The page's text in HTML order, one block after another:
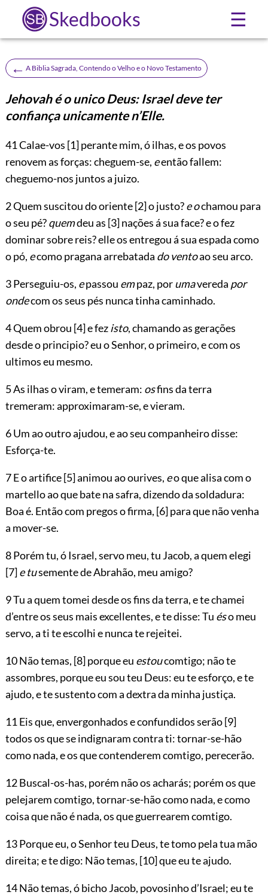
Skedbooks ☰
← A Biblia Sagrada, Contendo o Velho e o Novo Testamento
Jehovah é o unico Deus: Israel deve ter
confiança unicamente n’Elle.
41Calae-vos [1]perante mim, ó ilhas, e os povos
renovem as forças: cheguem-se, eentão fallem:
cheguemo-nos juntos a juizo.
2 Quem suscitou do oriente[2]o justo?e ochamou para
o seu pé?quemdeu as [3]nações á sua face? e o fez
dominar sobre reis? elle os entregou á sua espada como
o pó, ecomo pragana arrebatada do ventoao seu arco.
3 Perseguiu-os, epassou empaz, porumavereda por
ondecom os seus pés nunca tinha caminhado.
4 Quem obrou [4]e fezisto, chamando as gerações
desde o principio? eu o Senhor, o primeiro, e com os
ultimos eu mesmo.
5 As ilhas o viram, e temeram: osfins da terra
tremeram: approximaram-se, e vieram.
6 Um ao outro ajudou, e ao seu companheiro disse:
Esforça-te.
7 E o artifice[5]animou ao ourives, eo que alisa com o
martello ao que bate na safra, dizendo da soldadura:
Boa é. Então com pregos o firma, [6]para que não venha
a mover-se.
8 Porém tu, ó Israel, servo meu, tu Jacob, a quem elegi
[7]e tusemente de Abrahão, meu amigo?
9 Tu a quem tomei desde os fins da terra, e te chamei
d’entre os seus mais excellentes, e te disse: Tu éso meu
servo, a ti te escolhi e nunca te rejeitei.
10 Não temas, [8]porque eu estoucomtigo; não te
assombres, porque eu sou teu Deus: eu te esforço, e te
ajudo, e te sustento com a dextra da minha justiça.
11 Eis que, envergonhados e confundidos serão[9]
todos os que se indignaram contra ti: tornar-se-hão
como nada, e os que contenderem comtigo, perecerão.
12 Buscal-os-has, porém não os acharás; porém os que
pelejarem comtigo, tornar-se-hão como nada, e como
coisa que não é nada, os que guerrearem comtigo.
13 Porque eu, o Senhor teu Deus, te tomo pela tua mão
direita; e te digo: Não temas, [10]que eu te ajudo.
14 Não temas, ó bicho Jacob, povosinho d’Israel; eu te